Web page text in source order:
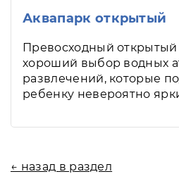
Аквапарк открытый
Превосходный открытый
хороший выбор водных
развлечений, которые
ребенку невероятно
← назад в раздел